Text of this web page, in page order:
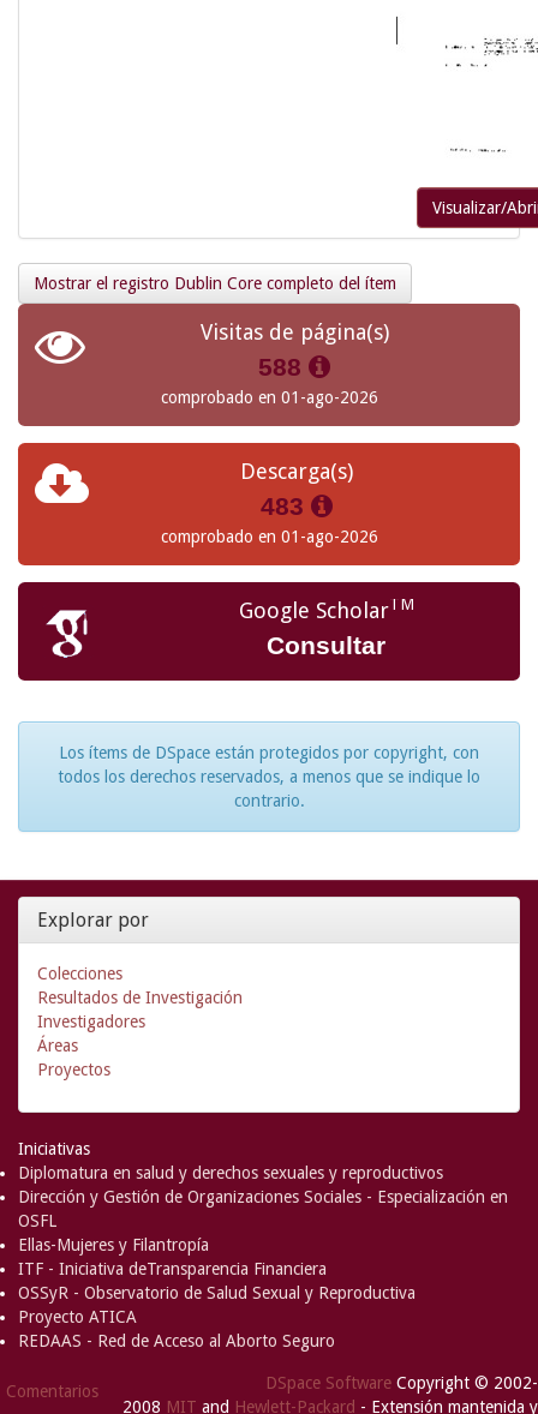
Visualizar/
Mostrar el registro Dublin Core completo del ítem
Visitas de página(s)
588
comprobado en 01-ago-2026
Descarga(s)
483
comprobado en 01-ago-2026
Google ScholarTM
Consultar
Los ítems de DSpace están protegidos por copyright, con
todos los derechos reservados, a menos que se indique lo
contrario.
Explorar por
Colecciones
Resultados de Investigación
Investigadores
Áreas
Proyectos
Iniciativas
Diplomatura en salud y derechos sexuales y reproductivos
Dirección y Gestión de Organizaciones Sociales - Especialización en
OSFL
Ellas-Mujeres y Filantropía
ITF - Iniciativa deTransparencia Financiera
OSSyR - Observatorio de Salud Sexual y Reproductiva
Proyecto ATICA
REDAAS - Red de Acceso al Aborto Seguro
Comentarios DSpace Software Copyright © 2002-
2008 MIT and Hewlett-Packard - Extensión mantenida y